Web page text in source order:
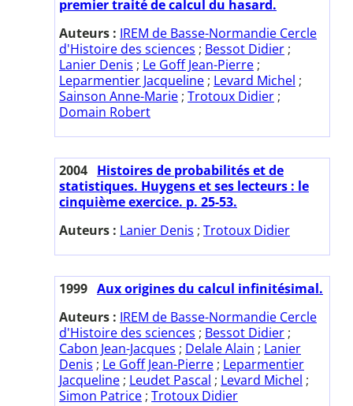
premier traité de calcul du hasard.
Auteurs : IREM de Basse-Normandie Cercle
d'Histoire des sciences ; Bessot Didier ;
Lanier Denis ; Le Goff Jean-Pierre ;
Leparmentier Jacqueline ; Levard Michel ;
Sainson Anne-Marie ; Trotoux Didier ;
Domain Robert
2004 Histoires de probabilités et de
statistiques. Huygens et ses lecteurs : le
cinquième exercice. p. 25-53.
Auteurs : Lanier Denis ; Trotoux Didier
1999 Aux origines du calcul infinitésimal.
Auteurs : IREM de Basse-Normandie Cercle
d'Histoire des sciences ; Bessot Didier ;
Cabon Jean-Jacques ; Delale Alain ; Lanier
Denis ; Le Goff Jean-Pierre ; Leparmentier
Jacqueline ; Leudet Pascal ; Levard Michel ;
Simon Patrice ; Trotoux Didier